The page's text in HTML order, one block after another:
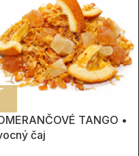
TANGO •
čaj